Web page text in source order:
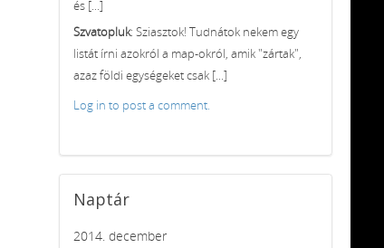
és [...]
Szvatopluk: Sziasztok! Tudnátok nekem egy
listát írni azokról a map-okról, amik "zártak",
azaz földi egységeket csak [...]
Log in to post a comment.
Naptár
2014. december